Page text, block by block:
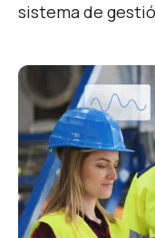
sistema de